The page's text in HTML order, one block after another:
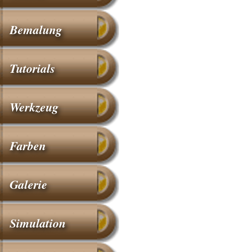
Bemalung
Tutorials
Werkzeug
Farben
Galerie
Simulation